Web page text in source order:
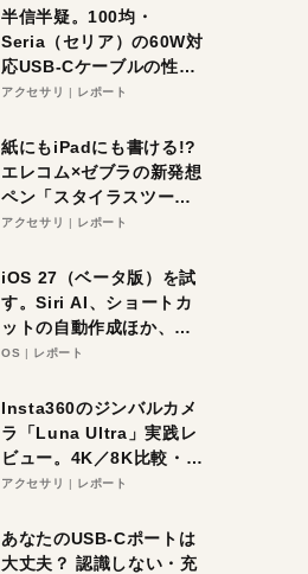
半信半疑。100均・
Seria（セリア）の60W対
応USB-Cケーブルの性能
を検証。超コスパの1本を
アクセサリ レポート
紙にもiPadにも書ける!?
エレコム×ゼブラの新発想
ペン「スタイラスツーウ
ェイ」レビュー。持ち替
アクセサリ レポート
iOS 27（ベータ版）を試
す。Siri AI、ショートカ
ットの自動作成ほか、期
待大の便利機能5選。
る未来はすぐそこ！
OS レポート
Insta360のジンバルカメ
ラ「Luna Ultra」実践レ
ビュー。4K／8K比較・ズ
ーム・夜間撮影をチェッ
アクセサリ レポート
あなたのUSB-Cポートは
大丈夫？ 認識しない・充